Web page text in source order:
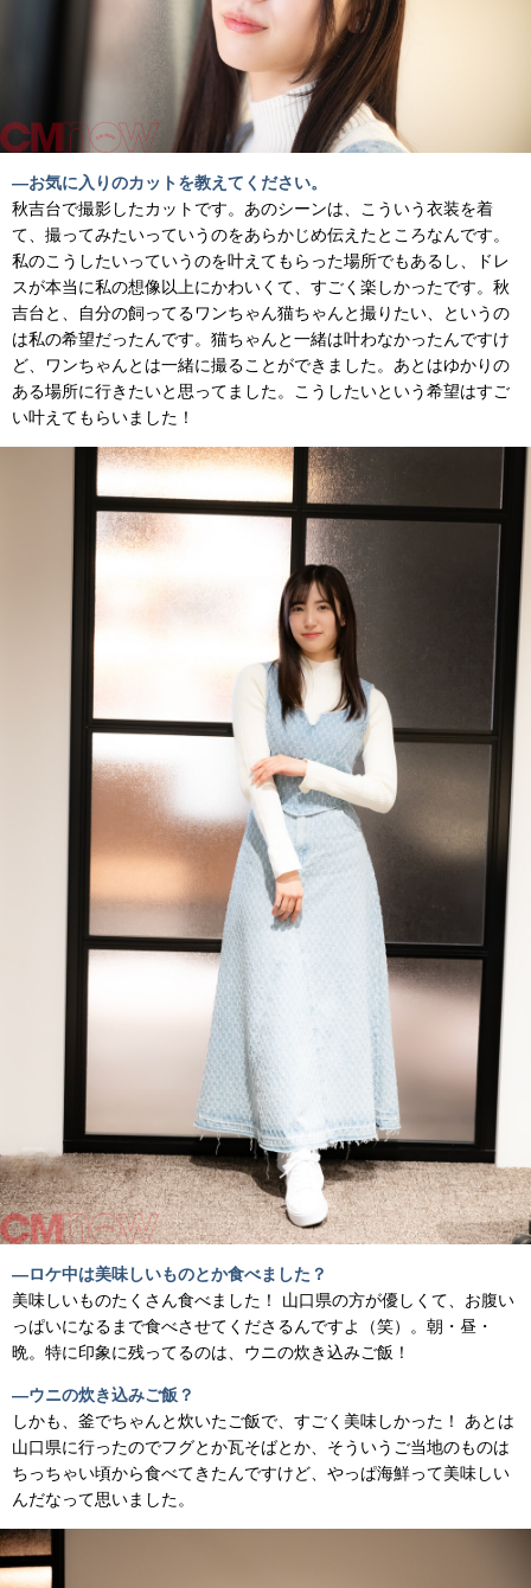
―お気に入りのカットを教えてください。
秋吉台で撮影したカットです。あのシーンは、こういう衣装を着
て、撮ってみたいっていうのをあらかじめ伝えたところなんです。
私のこうしたいっていうのを叶えてもらった場所でもあるし、ドレ
スが本当に私の想像以上にかわいくて、すごく楽しかったです。秋
吉台と、自分の飼ってるワンちゃん猫ちゃんと撮りたい、というの
は私の希望だったんです。猫ちゃんと一緒は叶わなかったんですけ
ど、ワンちゃんとは一緒に撮ることができました。あとはゆかりの
ある場所に行きたいと思ってました。こうしたいという希望はすご
い叶えてもらいました！
―ロケ中は美味しいものとか食べました？
美味しいものたくさん食べました！ 山口県の方が優しくて、お腹い
っぱいになるまで食べさせてくださるんですよ（笑）。朝・昼・
晩。特に印象に残ってるのは、ウニの炊き込みご飯！
―ウニの炊き込みご飯？
しかも、釜でちゃんと炊いたご飯で、すごく美味しかった！ あとは
山口県に行ったのでフグとか瓦そばとか、そういうご当地のものは
ちっちゃい頃から食べてきたんですけど、やっぱ海鮮って美味しい
んだなって思いました。